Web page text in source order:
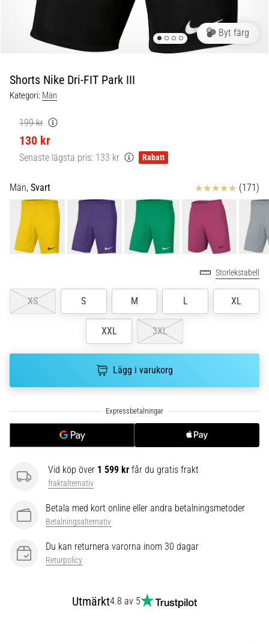
löpning
beeptest:
är
de
och
hur
genomförs
de?
testar
shuttle
run
snabbhet,
smidighet
och
utförs
det
•
9 min. läsning
Löparknä:
behandling
och
förebyggande
åtgärder
även
känt
Byt färg
Shorts Nike Dri-FIT Park III
Kategori: Män
199 kr
130 kr
Senaste lägsta pris: 133 kr Rabatt
Män, Svart Recensioner (171)
Storlekstabell
XS S M L XL
XXL 3XL
Lägg i varukorg
Vid köp över 1 599 kr får du gratis frakt
fraktalternativ
Betala med kort online eller andra betalningsmetoder
Betalningsalternativ
Du kan returnera varorna inom 30 dagar
Returpolicy
Utmärkt4.8 av 5